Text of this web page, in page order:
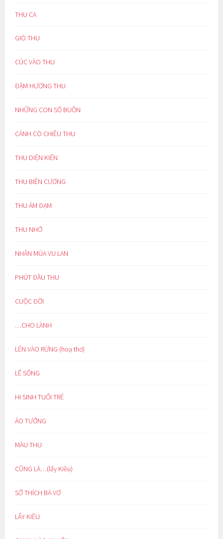
THU CA
GIÓ THU
CÚC VÀO THU
ĐẬM HƯƠNG THU
NHỮNG CON SỐ BUỒN
CÁNH CÒ CHIỀU THU
THU DIỆN KIẾN
THU BIÊN CƯƠNG
THU ẢM ĐẠM
THU NHỚ
NHÂN MÙA VU LAN
PHÚT ĐẦU THU
CUỘC ĐỜI
…CHO LÀNH
LẺN VÀO RỪNG (hoạ thơ)
LẼ SỐNG
HI SINH TUỔI TRẺ
ẢO TƯỞNG
MÀU THU
CŨNG LÀ…(lẩy Kiều)
SỞ THÍCH BÁ VƠ
LẨY KIỀU